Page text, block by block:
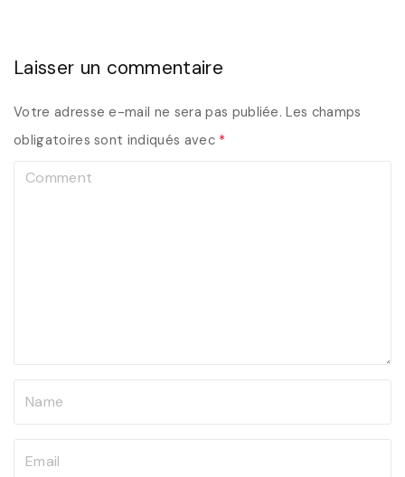
Laisser un commentaire
Votre adresse e-mail ne sera pas publiée. Les champs
obligatoires sont indiqués avec *